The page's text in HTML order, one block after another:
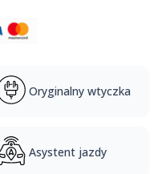
Oryginalny wtyczka
Asystent jazdy